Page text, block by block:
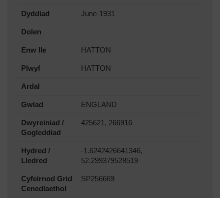
Dyddiad June-1931
Dolen
Enw lle HATTON
Plwyf HATTON
Ardal
Gwlad ENGLAND
Dwyreiniad /
Gogleddiad
425621, 266916
Hydred /
Lledred
-1.6242426641346,
52.299379528519
Cyfeirnod Grid
Cenedlaethol
SP256669